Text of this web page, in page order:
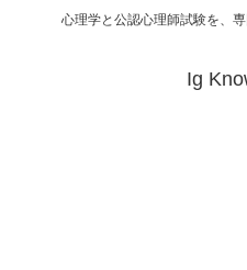
心理学と公認心理師試験を、
Ig